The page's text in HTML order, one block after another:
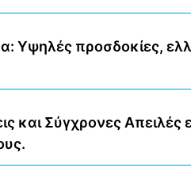
Υψηλές προσδοκίες,
και Σύγχρονες